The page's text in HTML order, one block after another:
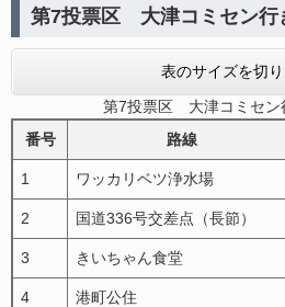
第7投票区 大津コミセン行
表のサイズを切
第7投票区 大津コミセン
番号
路線
1 ワッカリベツ浄水場
2 国道336号交差点（長節）
3 きいちゃん食堂
4 港町公住